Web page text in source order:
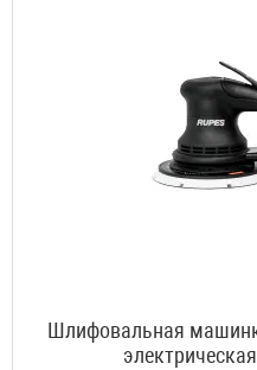
Шлифовальная